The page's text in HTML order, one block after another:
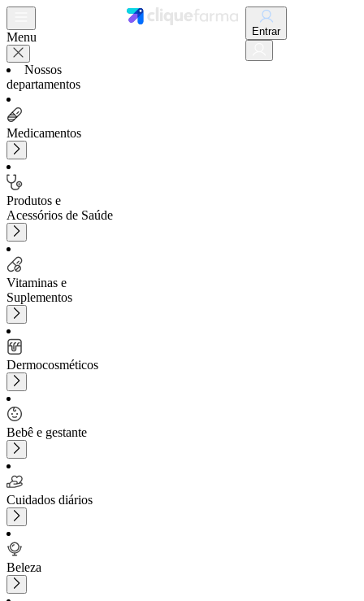
Menu
Nossos
departamentos
Medicamentos
Produtos e
Acessórios de Saúde
Vitaminas e
Suplementos
Dermocosméticos
Bebê e gestante
Cuidados diários
Beleza
Entrar